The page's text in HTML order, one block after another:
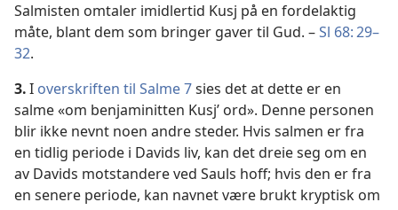
Salmisten omtaler imidlertid Kusj på en fordelaktig
måte, blant dem som bringer gaver til Gud. –Sl 68: 29–
32.
3.I overskriften til Salme 7sies det at dette er en
salme «om benjaminitten Kusj’ ord». Denne personen
blir ikke nevnt noen andre steder. Hvis salmen er fra
en tidlig periode i Davids liv, kan det dreie seg om en
av Davids motstandere ved Sauls hoff; hvis den er fra
en senere periode, kan navnet være brukt kryptisk om